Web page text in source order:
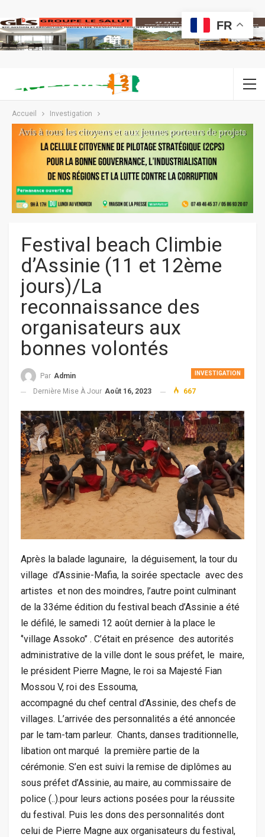
Accueil Investigation
Festival beach Climbie
d’Assinie (11 et 12ème
jours)/La
reconnaissance des
organisateurs aux
bonnes volontés
INVESTIGATION
Par Admin
Dernière Mise À Jour Août 16, 2023 667
Après la balade lagunaire, la déguisement, la tour du
village d’Assinie-Mafia, la soirée spectacle avec des
artistes et non des moindres, l’autre point culminant
de la 33éme édition du festival beach d’Assinie a été
le défilé, le samedi 12 août dernier à la place le
‘’village Assoko’’ . C’était en présence des autorités
administrative de la ville dont le sous préfet, le maire,
le président Pierre Magne, le roi sa Majesté Fian
Mossou V, roi des Essouma,
accompagné du chef central d’Assinie, des chefs de
villages. L’arrivée des personnalités a été annoncée
par le tam-tam parleur. Chants, danses traditionnelle,
libation ont marqué la première partie de la
cérémonie. S’en est suivi la remise de diplômes au
sous préfet d’Assinie, au maire, au commissaire de
police (..).pour leurs actions posées pour la réussite
du festival. Puis les dons des personnalités dont
celui de Pierre Magne aux organisateurs du festival,
FR